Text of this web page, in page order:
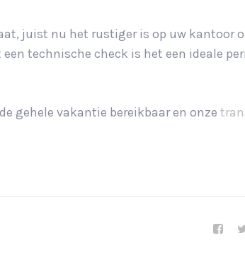
juist nu het rustiger is op uw kantoor
een technische check is het een ideale
gehele vakantie bereikbaar en onze